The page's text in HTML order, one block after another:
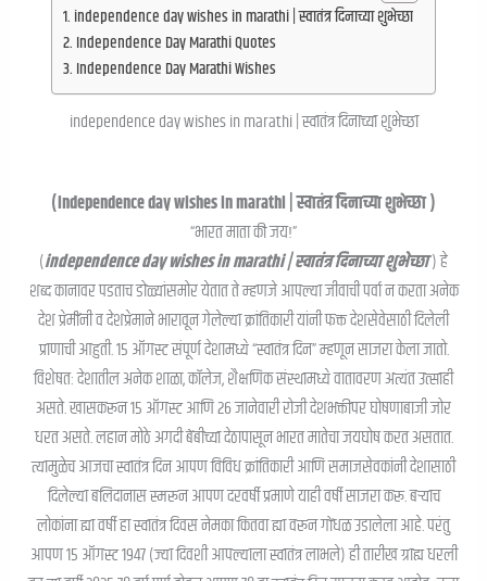
independence day wishes in marathi | स्वातंत्र दिनाच्या शुभेच्छा
Independence Day Marathi Quotes
Independence Day Marathi Wishes
independence day wishes in marathi | स्वातंत्र दिनाच्या शुभेच्छा
(independence day wishes in marathi | स्वातंत्र दिनाच्या शुभेच्छा )
“भारत माता की जय!”
(independence day wishes in marathi | स्वातंत्र दिनाच्या शुभेच्छा) हे
शब्द कानावर पडताच डोळ्यांसमोर येतात ते म्हणजे आपल्या जीवाची पर्वा न करता अनेक
देश प्रेमींनी व देशप्रेमाने भारावून गेलेल्या क्रांतिकारी यांनी फक्त देशसेवेसाठी दिलेली
प्राणाची आहुती. १५ ऑगस्ट संपूर्ण देशामध्ये “स्वातंत्र दिन” म्हणून साजरा केला जातो.
विशेषतः देशातील अनेक शाळा, कॉलेज, शैक्षणिक संस्थामध्ये वातावरण अत्यंत उत्साही
असते. खासकरून १५ ऑगस्ट आणि २६ जानेवारी रोजी देशभक्तीपर घोषणाबाजी जोर
धरत असते. लहान मोठे अगदी बेंबीच्या देठापासून भारत मातेचा जयघोष करत असतात.
त्यामुळेच आजचा स्वातंत्र दिन आपण विविध क्रांतिकारी आणि समाजसेवकांनी देशासाठी
दिलेल्या बलिदानास स्मरून आपण दरवर्षी प्रमाणे याही वर्षी साजरा करू. बऱ्याच
लोकांना ह्या वर्षी हा स्वातंत्र दिवस नेमका कितवा ह्या वरून गोंधळ उडालेला आहे. परंतु
आपण १५ ऑगस्ट १९४७ (ज्या दिवशी आपल्याला स्वातंत्र लाभले) ही तारीख ग्राह्य धरली